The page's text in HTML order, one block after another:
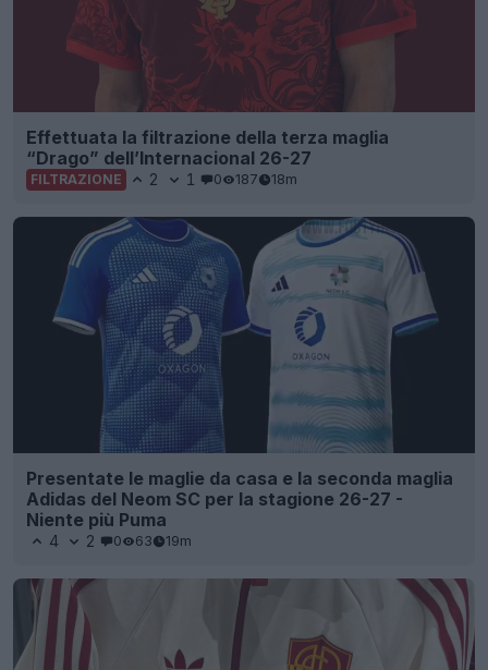
Effettuata la filtrazione della terza maglia
“Drago” dell’Internacional 26-27
FILTRAZIONE 2 1 0 187 18m
Presentate le maglie da casa e la seconda maglia
Adidas del Neom SC per la stagione 26-27 -
Niente più Puma
4 2 0 63 19m